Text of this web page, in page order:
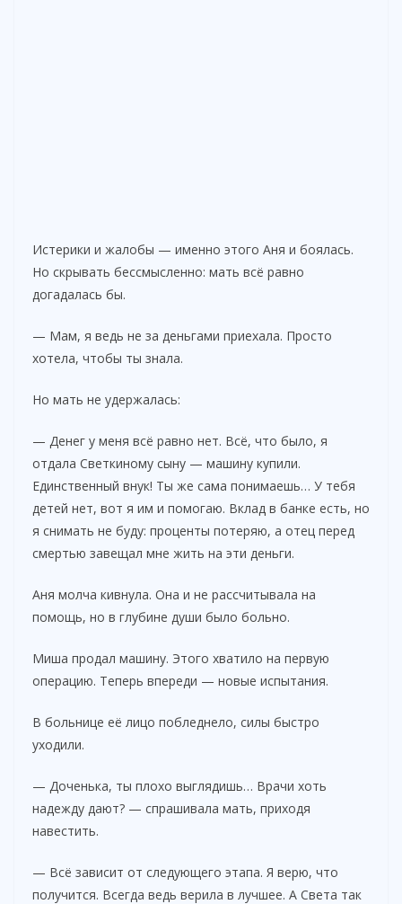
Истерики и жалобы — именно этого Аня и боялась.
Но скрывать бессмысленно: мать всё равно
догадалась бы.
— Мам, я ведь не за деньгами приехала. Просто
хотела, чтобы ты знала.
Но мать не удержалась:
— Денег у меня всё равно нет. Всё, что было, я
отдала Светкиному сыну — машину купили.
Единственный внук! Ты же сама понимаешь… У тебя
детей нет, вот я им и помогаю. Вклад в банке есть, но
я снимать не буду: проценты потеряю, а отец перед
смертью завещал мне жить на эти деньги.
Аня молча кивнула. Она и не рассчитывала на
помощь, но в глубине души было больно.
Миша продал машину. Этого хватило на первую
операцию. Теперь впереди — новые испытания.
В больнице её лицо побледнело, силы быстро
уходили.
— Доченька, ты плохо выглядишь… Врачи хоть
надежду дают? — спрашивала мать, приходя
навестить.
— Всё зависит от следующего этапа. Я верю, что
получится. Всегда ведь верила в лучшее. А Света так